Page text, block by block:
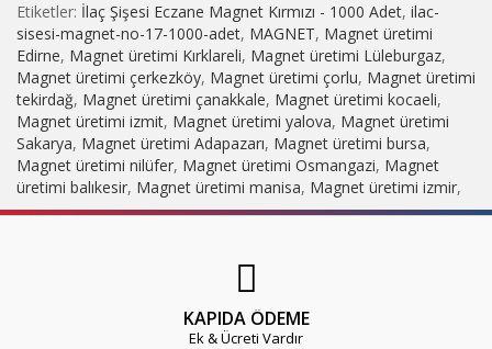
Etiketler: İlaç Şişesi Eczane Magnet Kırmızı - 1000 Adet, ilac-
sisesi-magnet-no-17-1000-adet, MAGNET, Magnet üretimi
Edirne, Magnet üretimi Kırklareli, Magnet üretimi Lüleburgaz,
Magnet üretimi çerkezköy, Magnet üretimi çorlu, Magnet üretimi
tekirdağ, Magnet üretimi çanakkale, Magnet üretimi kocaeli,
Magnet üretimi izmit, Magnet üretimi yalova, Magnet üretimi
Sakarya, Magnet üretimi Adapazarı, Magnet üretimi bursa,
Magnet üretimi nilüfer, Magnet üretimi Osmangazi, Magnet
üretimi balıkesir, Magnet üretimi manisa, Magnet üretimi izmir,
KAPIDA ÖDEME
Ek & Ücreti Vardır